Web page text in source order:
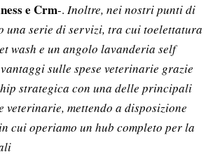
e Crm-. Inoltre, nei nostri punti di
una serie di servizi, tra cui toelettatura
wash e un angolo lavanderia self
sulle spese veterinarie grazie
strategica con una delle principali
veterinarie, mettendo a disposizione
cui operiamo un hub completo per la